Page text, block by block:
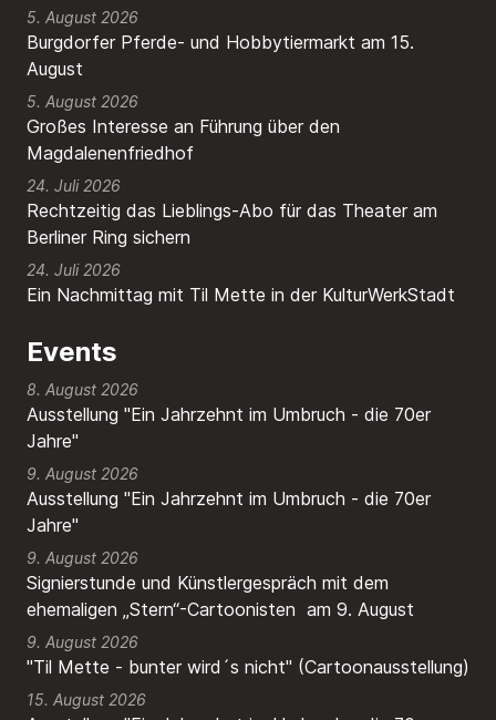
Burgdorfer Pferde- und Hobbytiermarkt am 15.
August
5. August 2026
Großes Interesse an Führung über den
Magdalenenfriedhof
5. August 2026
Rechtzeitig das Lieblings-Abo für das Theater am
Berliner Ring sichern
24. Juli 2026
Ein Nachmittag mit Til Mette in der KulturWerkStadt
24. Juli 2026
Events
8. August 2026
Ausstellung "Ein Jahrzehnt im Umbruch - die 70er
Jahre"
9. August 2026
Ausstellung "Ein Jahrzehnt im Umbruch - die 70er
Jahre"
9. August 2026
Signierstunde und Künstlergespräch mit dem
ehemaligen „Stern“-Cartoonisten am 9. August
9. August 2026
"Til Mette - bunter wird´s nicht" (Cartoonausstellung)
15. August 2026